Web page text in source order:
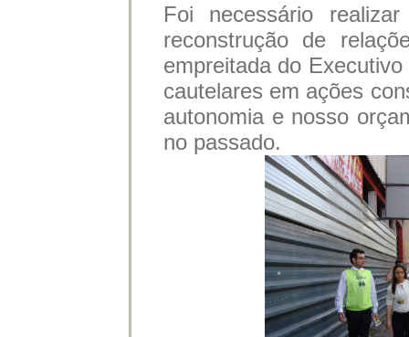
Foi necessário
reconstrução de
empreitada do
cautelares em ações
autonomia e nosso
no passado.